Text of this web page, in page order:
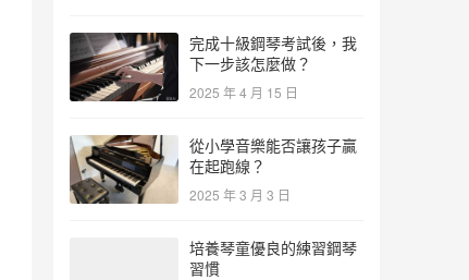
完成十級鋼琴考試後，我
下一步該怎麼做？
2025 年 4 月 15 日
從小學音樂能否讓孩子贏
在起跑線？
2025 年 3 月 3 日
培養琴童優良的練習鋼琴
習慣